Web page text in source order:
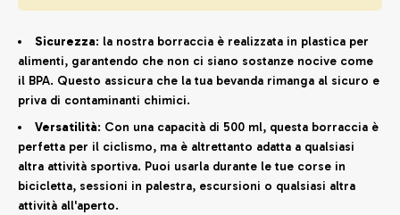
Sicurezza: la nostra borraccia è realizzata in plastica per
alimenti, garantendo che non ci siano sostanze nocive come
il BPA. Questo assicura che la tua bevanda rimanga al sicuro e
priva di contaminanti chimici.
Versatilità: Con una capacità di 500 ml, questa borraccia è
perfetta per il ciclismo, ma è altrettanto adatta a qualsiasi
altra attività sportiva. Puoi usarla durante le tue corse in
bicicletta, sessioni in palestra, escursioni o qualsiasi altra
attività all'aperto.